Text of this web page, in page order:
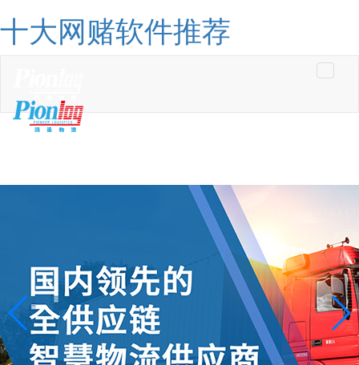
十大网赌软件推荐